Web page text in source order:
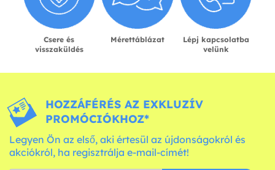
Csere és
visszaküldés
Mérettáblázat
Lépj kapcsolatba
velünk
HOZZÁFÉRÉS AZ EXKLUZÍV
PROMÓCIÓKHOZ*
Legyen Ön az első, aki értesül az újdonságokról és
akciókról, ha regisztrálja e-mail-címét!